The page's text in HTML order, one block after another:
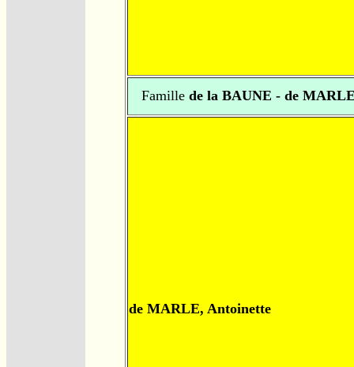
Famille de la BAUNE - de
de MARLE, Antoinette